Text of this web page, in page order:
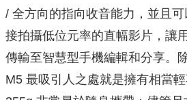
/ 全方向的指向收音能力，並且
接拍攝低位元率的直幅影片，讓
傳輸至智慧型手機編輯和分享。
M5 最吸引人之處就是擁有相當